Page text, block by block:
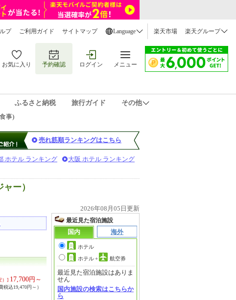
プ ご利用ガイド サイトマップ Language 楽天市場 楽天グループ
お気に入り 予約確認 ログイン メニュー
ふるさと納税 旅行ガイド
その他
事)
売れ筋順ランキングはこちら
ホテル ランキング 大阪 ホテル ランキング
ー）
2026年08月05日更新
）] 17,700円～
税込19,470円～）
最近見た宿泊施設
国内
海外
ホテル
ホテル+ 航空券
最近見た宿泊施設はありま
せん
国内施設の検索はこちらか
ら